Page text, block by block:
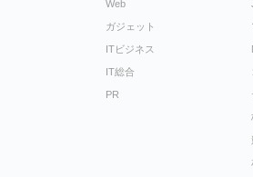
Web
ガジェット
ITビジネス
IT総合
PR